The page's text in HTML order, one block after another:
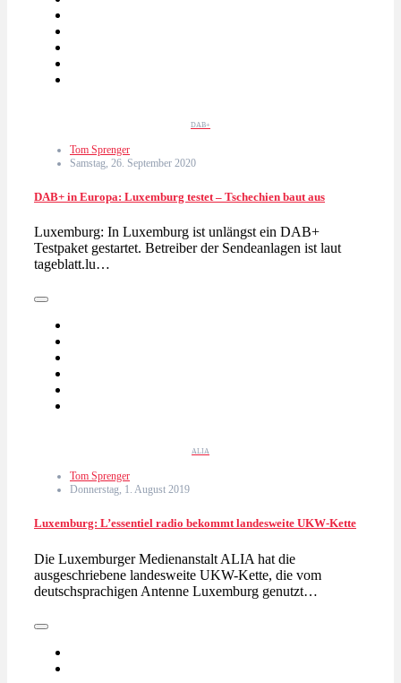
DAB+
Tom Sprenger
Samstag, 26. September 2020
DAB+ in Europa: Luxemburg testet – Tschechien baut aus
Luxemburg: In Luxemburg ist unlängst ein DAB+
Testpaket gestartet. Betreiber der Sendeanlagen ist laut
tageblatt.lu…
ALIA
Tom Sprenger
Donnerstag, 1. August 2019
Luxemburg: L’essentiel radio bekommt landesweite UKW-Kette
Die Luxemburger Medienanstalt ALIA hat die
ausgeschriebene landesweite UKW-Kette, die vom
deutschsprachigen Antenne Luxemburg genutzt…